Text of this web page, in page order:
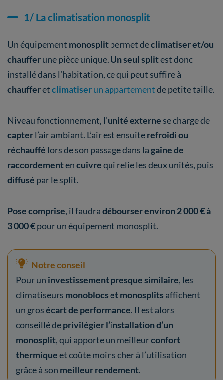
1/ La climatisation monosplit
Un équipement monosplitpermet declimatiser et/ou
chaufferune pièce unique. Un seul splitest donc
installé dans l’habitation, ce qui peut suffire à
chaufferetclimatiserun appartementde petite taille.
Niveau fonctionnement, l’unité externe se charge de
capterl’air ambiant. L’air est ensuiterefroidi ou
réchauffé lors de son passage dans lagaine de
raccordementencuivrequi relie les deux unités, puis
diffusé par le split.
Pose comprise, il faudradébourser environ 2 000 € à
3 000 €pour un équipement monosplit.
Notre conseil
Pour un investissement presque similaire, les
climatiseurs monoblocs et monosplits affichent
un grosécart de performance. Il est alors
conseillé deprivilégier l’installation d’un
monosplit, qui apporte un meilleurconfort
thermiqueet coûte moins cher à l’utilisation
grâce à son meilleur rendement.